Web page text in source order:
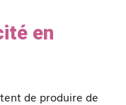
en
de produire de